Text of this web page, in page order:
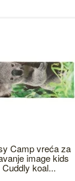
Camp vreća za
image kids
Cuddly koal...